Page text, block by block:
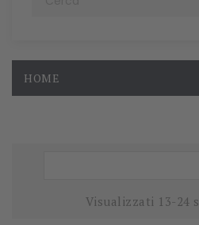
HOME
Visualizzati 13-24